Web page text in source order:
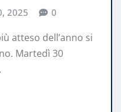
2025 0
atteso dell’anno si
Martedì 30